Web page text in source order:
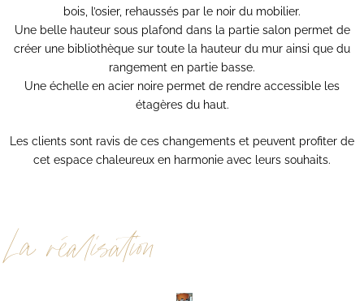
bois, l’osier, rehaussés par le noir du mobilier.
Une belle hauteur sous plafond dans la partie salon permet de
créer une bibliothèque sur toute la hauteur du mur ainsi que du
rangement en partie basse.
Une échelle en acier noire permet de rendre accessible les
étagères du haut.
Les clients sont ravis de ces changements et peuvent profiter de
cet espace chaleureux en harmonie avec leurs souhaits.
La réalisation